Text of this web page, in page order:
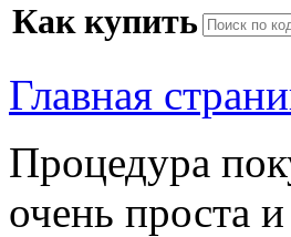
Как купить
Главная
Процедура
очень проста